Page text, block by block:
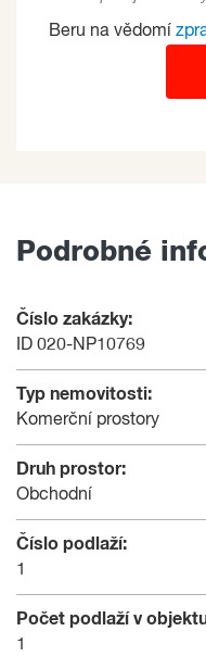
Beru na vědomí
Podrobné
Číslo zakázky:
ID 020-NP10769
Typ nemovitosti:
Komerční prostory
Druh prostor:
Obchodní
Číslo podlaží:
1
Počet podlaží v
1